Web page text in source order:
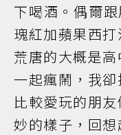
下喝酒。偶爾
瑰紅加蘋果西
荒唐的大概是
一起瘋鬧，我
比較愛玩的朋
妙的樣子，回